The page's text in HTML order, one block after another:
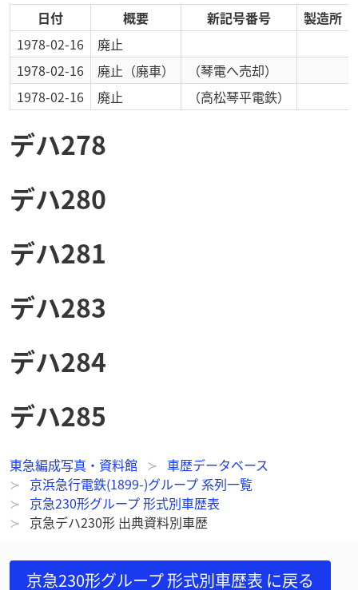
日付 概要 新記号番号 製造所
1978-02-16
廃止
1978-02-16
廃止 （廃車）
（琴電へ売却）
1978-02-16
廃止 （高松琴平電鉄）
デハ278
デハ280
デハ281
デハ283
デハ284
デハ285
東急編成写真・資料館
車歴データベース
京浜急行電鉄(1899-)グループ 系列一覧
京急230形グループ 形式別車歴表
京急デハ230形 出典資料別車歴
京急230形グループ 形式別車歴表 に戻る